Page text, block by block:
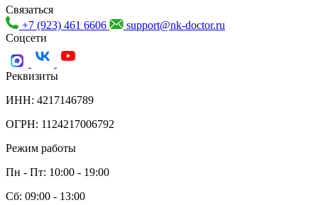
Связаться
+7 (923) 461 6606
support@nk-doctor.ru
Соцсети
Реквизиты
ИНН: 4217146789
ОГРН: 1124217006792
Режим работы
Пн - Пт: 10:00 - 19:00
Сб: 09:00 - 13:00